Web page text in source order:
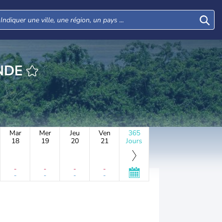
Mar
18
-
-
Mer
19
-
-
Jeu
20
-
-
Ven
21
-
-
365
Jours